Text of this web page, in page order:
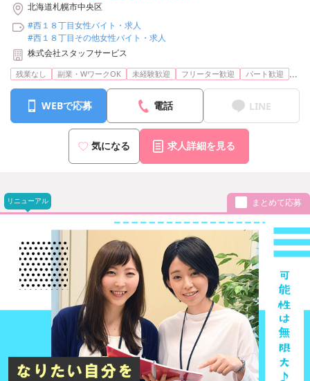
北海道札幌市中央区
#西１８丁目女性バイト・求人
#西１８丁目その他女性バイト・求人
株式会社スタッフサービス
残業なし 副業・WワークOK 未経験歓迎 フリーター歓迎 パート歓迎 ...
WEBで応募 電話 LINE
気になる 求人詳細を見る
リニューアル まとめて応募